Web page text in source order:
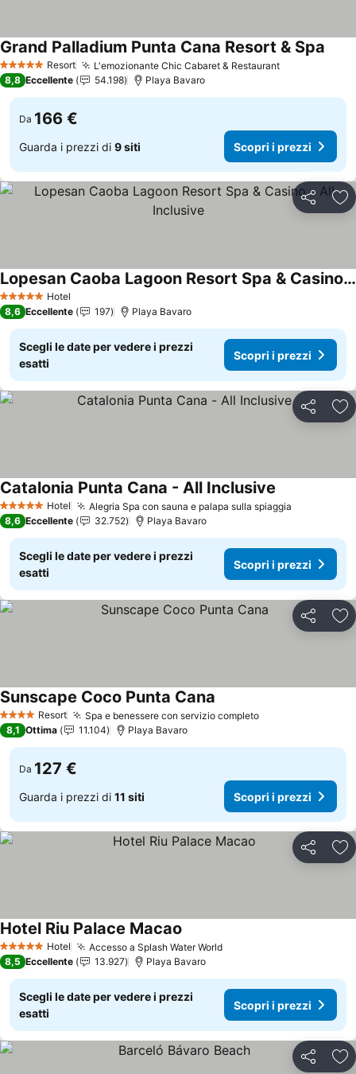
5 Stelle Resort L'emozionante Chic Cabaret & RestaurantScopri i
Grand Palladium Punta Cana Resort & Spa
8,8 Eccellente 54.198 Playa Bavaro
Da 166 €
Guarda i prezzi di 9 siti Scopri i prezzi
Condividi
5 Stelle Hotel
Lopesan Caoba Lagoon Resort Spa & Casino - All Inclusive
Scopri i prezzi
8,6 Eccellente 197 Playa Bavaro
Scegli le date per vedere i prezzi
esatti
Scopri i prezzi
Condividi
5 Stelle Hotel Alegria Spa con sauna e palapa sulla spiaggia
Catalonia Punta Cana - All Inclusive
8,6 Eccellente 32.752 Playa Bavaro
Scegli le date per vedere i prezzi
esatti
Scopri i prezzi
Condividi
4 Stelle Resort Spa e benessere con servizio completoScopri i prezzi
Sunscape Coco Punta Cana
8,1 Ottima 11.104 Playa Bavaro
Da 127 €
Guarda i prezzi di 11 siti Scopri i prezzi
Condividi
5 Stelle Hotel Accesso a Splash Water WorldScopri i prezzi
Hotel Riu Palace Macao
8,5 Eccellente 13.927 Playa Bavaro
Scegli le date per vedere i prezzi
esatti
Scopri i prezzi
Condividi